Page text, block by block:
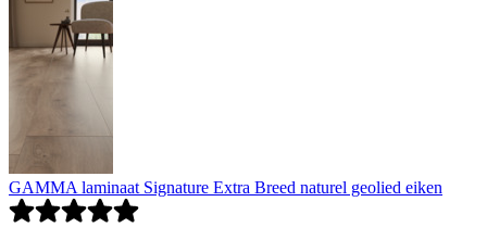
GAMMA laminaat Signature Extra Breed naturel geolied eiken